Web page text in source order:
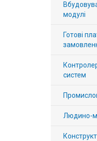
Виробництво
Послуги
авторизація
модулі
Готові
систем
Людино-